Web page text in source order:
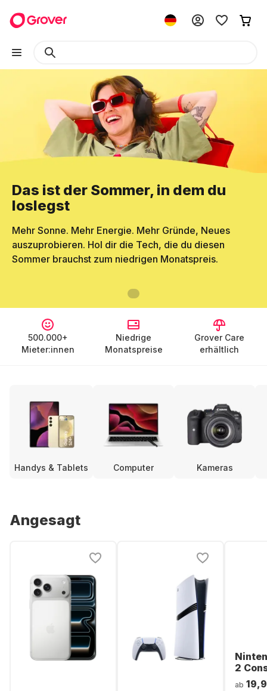
Das ist der Sommer, in dem du
loslegst
Mehr Sonne. Mehr Energie. Mehr Gründe, Neues
auszuprobieren. Hol dir die Tech, die du diesen
Sommer brauchst zum niedrigen Monatspreis.
500.000+
Mieter:innen
Niedrige
Monatspreise
Grover Care
erhältlich
Handys & Tablets Computer Kameras
Angesagt
2
ab